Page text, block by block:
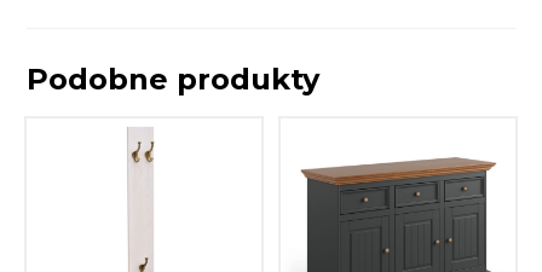
Podobne produkty